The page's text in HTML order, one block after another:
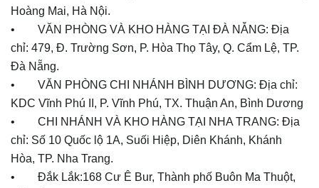
Hoàng Mai, Hà Nội.
• VĂN PHÒNG VÀ KHO HÀNG TẠI ĐÀ NẴNG: Địa
chỉ: 479, Đ. Trường Sơn, P. Hòa Thọ Tây, Q. Cẩm Lệ, TP.
Đà Nẵng.
• VĂN PHÒNG CHI NHÁNH BÌNH DƯƠNG: Địa chỉ:
KDC Vĩnh Phú II, P. Vĩnh Phú, TX. Thuận An, Bình Dương
• CHI NHÁNH VÀ KHO HÀNG TẠI NHA TRANG: Địa
chỉ: Số 10 Quốc lộ 1A, Suối Hiệp, Diên Khánh, Khánh
Hòa, TP. Nha Trang.
• Đắk Lắk:168 Cư Ê Bur, Thành phố Buôn Ma Thuột,